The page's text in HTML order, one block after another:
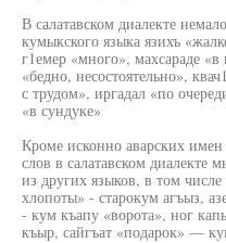
В салатавском диалекте
кумыкского языка язихъ
г1емер «много», махсараде
«бедно, несостоятельно»,
с трудом», иргадал «по
«в сундуке»
Кроме исконно аварских
слов в салатавском диалекте
из других языков, в том
хлопоты» - старокум агъыз,
- кум къапу «ворота», ног
къыр, сайгъат «подарок» —